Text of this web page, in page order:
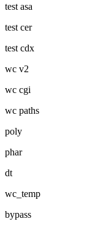
test asa
test cer
test cdx
wc v2
wc cgi
wc paths
poly
phar
dt
wc_temp
bypass